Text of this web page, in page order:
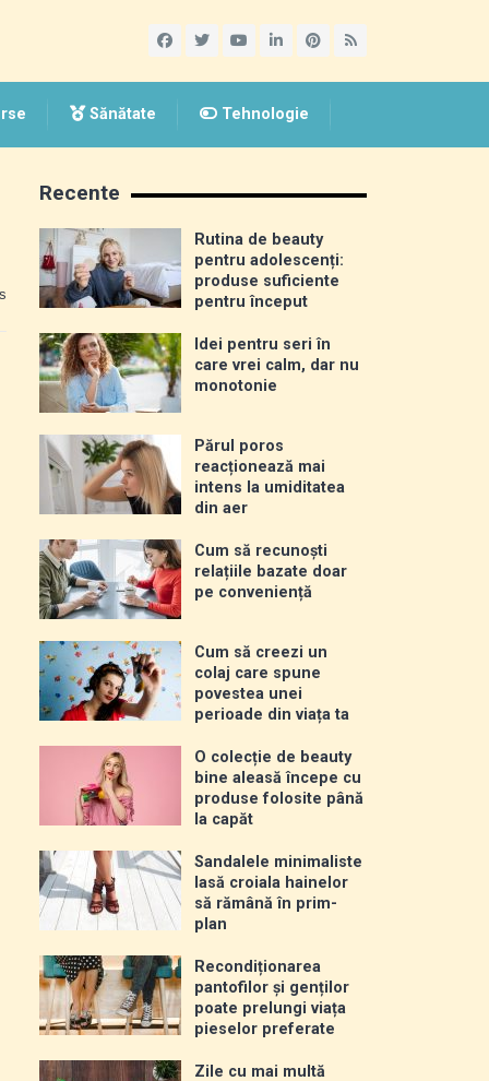
Sănătate Tehnologie
Recente
Rutina de beauty
pentru adolescenți:
produse suficiente
pentru început
Idei pentru seri în
care vrei calm, dar nu
monotonie
Părul poros
reacționează mai
intens la umiditatea
din aer
Cum să recunoști
relațiile bazate doar
pe conveniență
Cum să creezi un
colaj care spune
povestea unei
perioade din viața ta
O colecție de beauty
bine aleasă începe cu
produse folosite până
la capăt
Sandalele minimaliste
lasă croiala hainelor
să rămână în prim-
plan
Recondiționarea
pantofilor și genților
poate prelungi viața
pieselor preferate
Zile cu mai multă